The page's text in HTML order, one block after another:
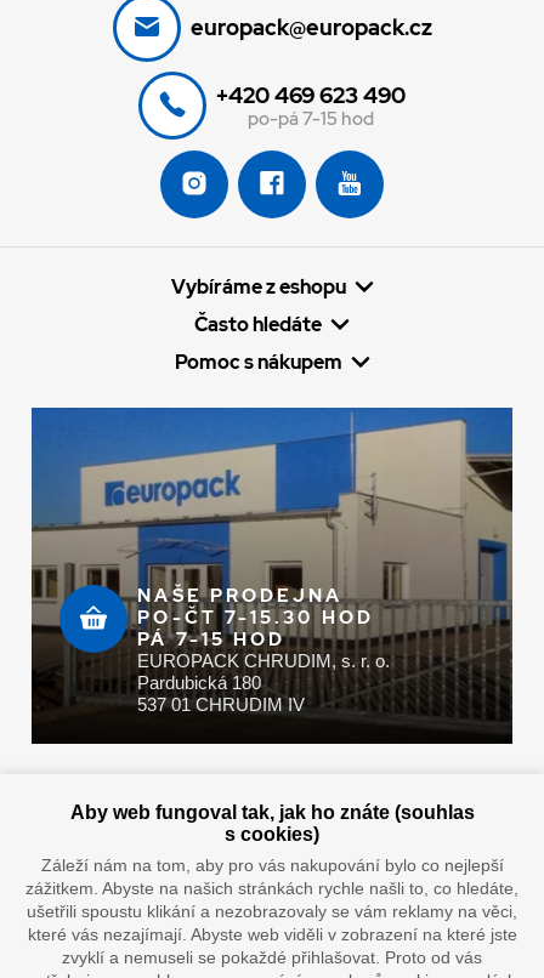
europack@europack.cz
+420 469 623 490
po-pá 7-15 hod
Vybíráme z eshopu
Často hledáte
Pomoc s nákupem
NAŠE PRODEJNA
PO-ČT 7-15.30 HOD
PÁ 7-15 HOD
EUROPACK CHRUDIM, s. r. o.
Pardubická 180
537 01 CHRUDIM IV
Doprava vaším oblíbeným dopravcem
Aby web fungoval tak, jak ho znáte (souhlas
s cookies)
Záleží nám na tom, aby pro vás nakupování bylo co nejlepší
zážitkem. Abyste na našich stránkách rychle našli to, co hledáte,
ušetřili spoustu klikání a nezobrazovaly se vám reklamy na věci,
které vás nezajímají. Abyste web viděli v zobrazení na které jste
zvyklí a nemuseli se pokaždé přihlašovat. Proto od vás